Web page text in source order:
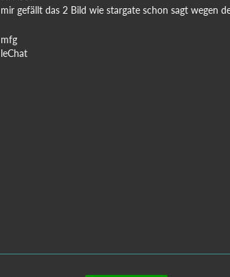
mir gefällt das 2 Bild wie stargate schon sagt wegen
mfg
leChat